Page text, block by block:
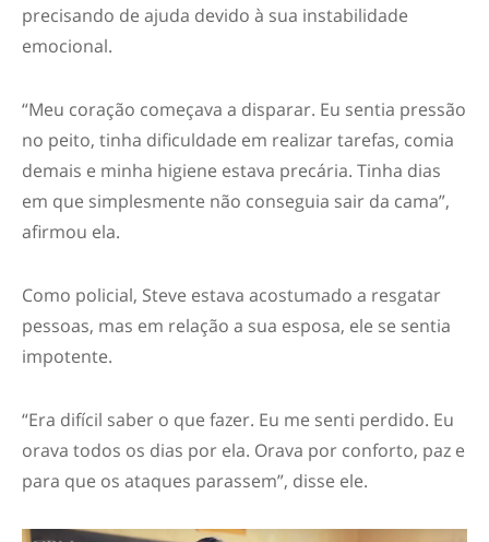
precisando de ajuda devido à sua instabilidade
emocional.
“Meu coração começava a disparar. Eu sentia pressão
no peito, tinha dificuldade em realizar tarefas, comia
demais e minha higiene estava precária. Tinha dias
em que simplesmente não conseguia sair da cama”,
afirmou ela.
Como policial, Steve estava acostumado a resgatar
pessoas, mas em relação a sua esposa, ele se sentia
impotente.
“Era difícil saber o que fazer. Eu me senti perdido. Eu
orava todos os dias por ela. Orava por conforto, paz e
para que os ataques parassem”, disse ele.